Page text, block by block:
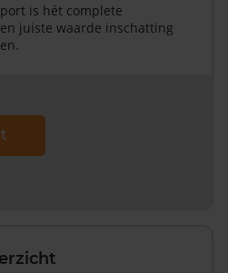
is hét complete
juiste waarde inschatting